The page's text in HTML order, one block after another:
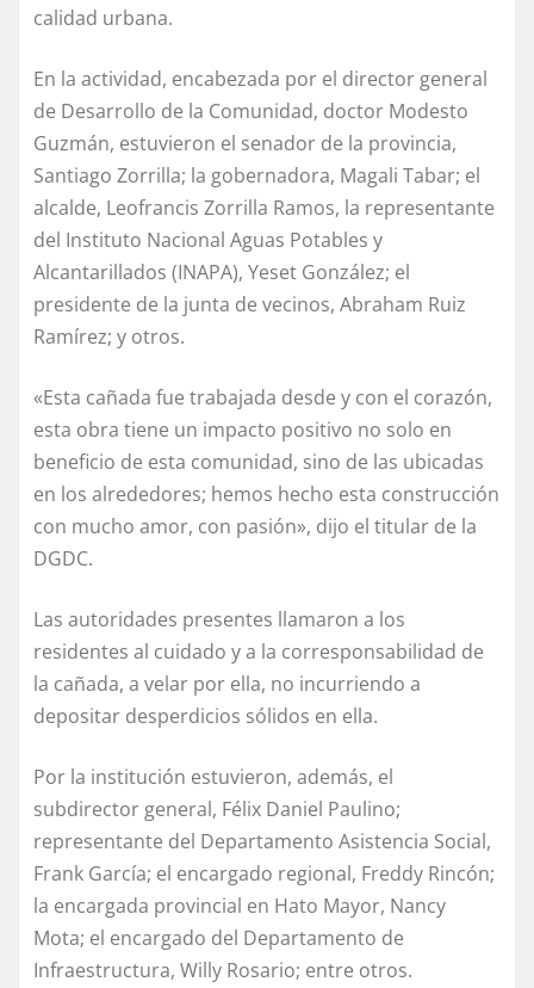
calidad urbana.
En la actividad, encabezada por el director general
de Desarrollo de la Comunidad, doctor Modesto
Guzmán, estuvieron el senador de la provincia,
Santiago Zorrilla; la gobernadora, Magali Tabar; el
alcalde, Leofrancis Zorrilla Ramos, la representante
del Instituto Nacional Aguas Potables y
Alcantarillados (INAPA), Yeset González; el
presidente de la junta de vecinos, Abraham Ruiz
Ramírez; y otros.
«Esta cañada fue trabajada desde y con el corazón,
esta obra tiene un impacto positivo no solo en
beneficio de esta comunidad, sino de las ubicadas
en los alrededores; hemos hecho esta construcción
con mucho amor, con pasión», dijo el titular de la
DGDC.
Las autoridades presentes llamaron a los
residentes al cuidado y a la corresponsabilidad de
la cañada, a velar por ella, no incurriendo a
depositar desperdicios sólidos en ella.
Por la institución estuvieron, además, el
subdirector general, Félix Daniel Paulino;
representante del Departamento Asistencia Social,
Frank García; el encargado regional, Freddy Rincón;
la encargada provincial en Hato Mayor, Nancy
Mota; el encargado del Departamento de
Infraestructura, Willy Rosario; entre otros.